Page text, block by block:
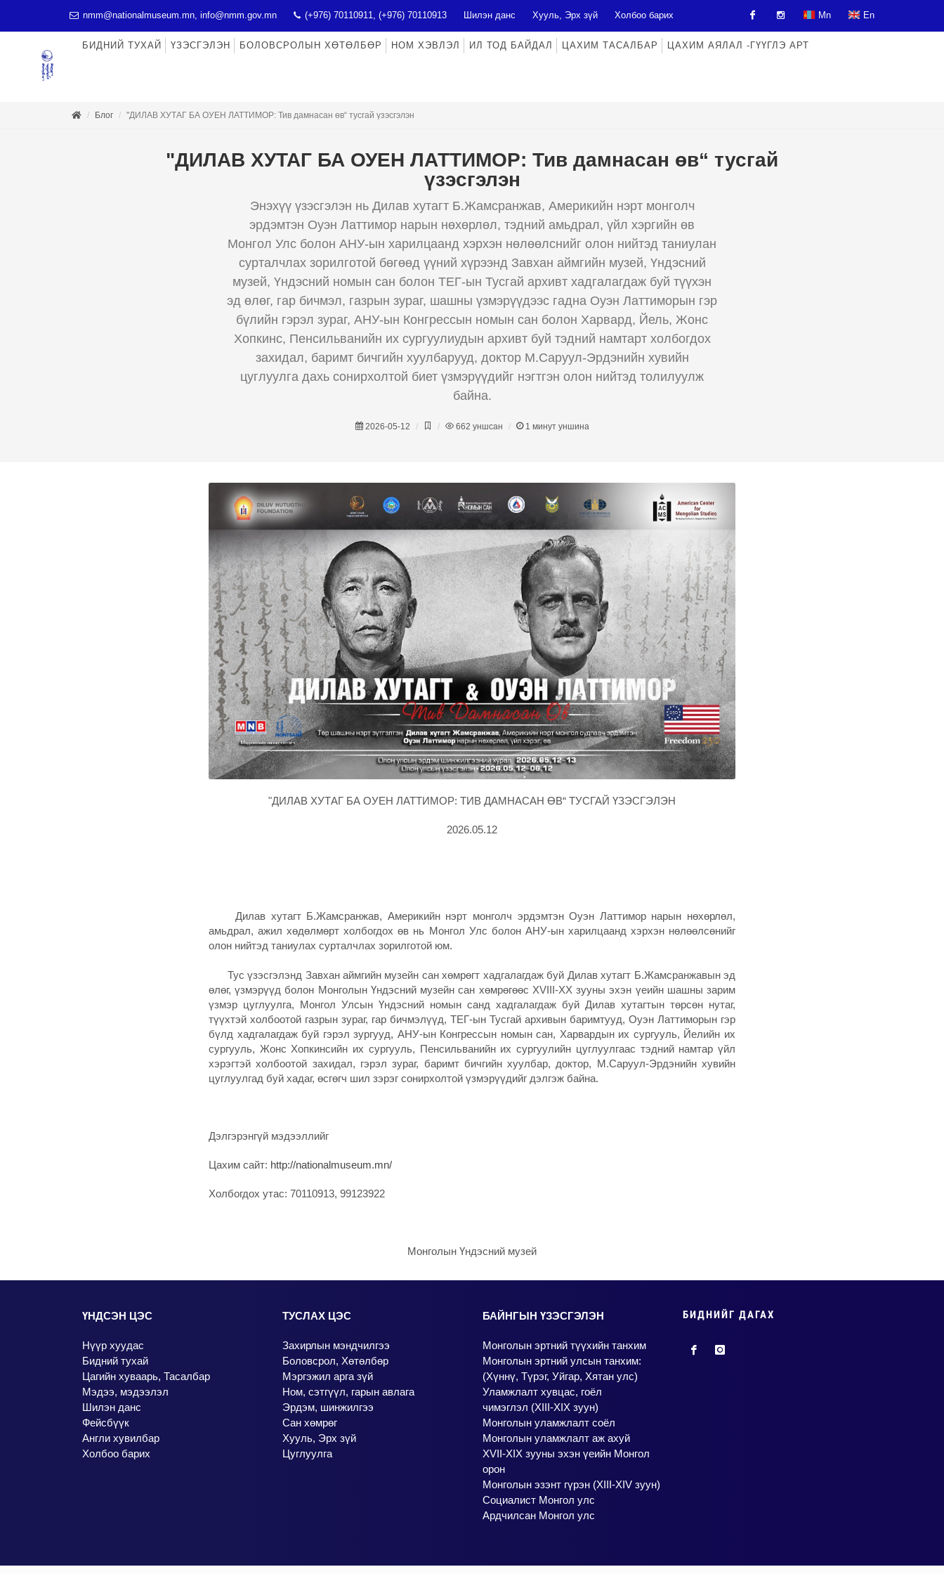
nmm@nationalmuseum.mn, info@nmm.gov.mn (+976) 70110911, (+976) 70110913 Шилэн данс Хууль, Эрх зүй Холбоо барих Mn En
FacebookInstagram
БИДНИЙ ТУХАЙ ҮЗЭСГЭЛЭН БОЛОВСРОЛЫН ХӨТӨЛБӨР НОМ ХЭВЛЭЛ ИЛ ТОД БАЙДАЛ ЦАХИМ ТАСАЛБАР ЦАХИМ АЯЛАЛ -ГҮҮГЛЭ АРТ
Блог "ДИЛАВ ХУТАГ БА ОУЕН ЛАТТИМОР: Тив дамнасан өв“ тусгай үзэсгэлэн
"ДИЛАВ ХУТАГ БА ОУЕН ЛАТТИМОР: Тив дамнасан өв“ тусгай
үзэсгэлэн
Энэхүү үзэсгэлэн нь Дилав хутагт Б.Жамсранжав, Америкийн нэрт монголч
эрдэмтэн Оуэн Латтимор нарын нөхөрлөл, тэдний амьдрал, үйл хэргийн өв
Монгол Улс болон АНУ-ын харилцаанд хэрхэн нөлөөлснийг олон нийтэд таниулан
сурталчлах зорилготой бөгөөд үүний хүрээнд Завхан аймгийн музей, Үндэсний
музей, Үндэсний номын сан болон ТЕГ-ын Тусгай архивт хадгалагдаж буй түүхэн
эд өлөг, гар бичмэл, газрын зураг, шашны үзмэрүүдээс гадна Оуэн Латтиморын гэр
бүлийн гэрэл зураг, АНУ-ын Конгрессын номын сан болон Харвард, Йель, Жонс
Хопкинс, Пенсильванийн их сургуулиудын архивт буй тэдний намтарт холбогдох
захидал, баримт бичгийн хуулбарууд, доктор М.Саруул-Эрдэнийн хувийн
цуглуулга дахь сонирхолтой биет үзмэрүүдийг нэгтгэн олон нийтэд толилуулж
байна.
2026-05-12 662 уншсан 1 минут уншина
"ДИЛАВ ХУТАГ БА ОУЕН ЛАТТИМОР: ТИВ ДАМНАСАН ӨВ“ ТУСГАЙ ҮЗЭСГЭЛЭН
2026.05.12
Дилав хутагт Б.Жамсранжав, Америкийн нэрт монголч эрдэмтэн Оуэн Латтимор нарын нөхөрлөл,
амьдрал, ажил хөдөлмөрт холбогдох өв нь Монгол Улс болон АНУ-ын харилцаанд хэрхэн нөлөөлсөнийг
олон нийтэд таниулах сурталчлах зорилготой юм.
Тус үзэсгэлэнд Завхан аймгийн музейн сан хөмрөгт хадгалагдаж буй Дилав хутагт Б.Жамсранжавын эд
өлөг, үзмэрүүд болон Монголын Үндэсний музейн сан хөмрөгөөс XVIII-XX зууны эхэн үеийн шашны зарим
үзмэр цуглуулга, Монгол Улсын Үндэсний номын санд хадгалагдаж буй Дилав хутагтын төрсөн нутаг,
түүхтэй холбоотой газрын зураг, гар бичмэлүүд, ТЕГ-ын Тусгай архивын баримтууд, Оуэн Латтиморын гэр
бүлд хадгалагдаж буй гэрэл зургууд, АНУ-ын Конгрессын номын сан, Харвардын их сургууль, Йелийн их
сургууль, Жонс Хопкинсийн их сургууль, Пенсильванийн их сургуулийн цуглуулгаас тэдний намтар үйл
хэрэгтэй холбоотой захидал, гэрэл зураг, баримт бичгийн хуулбар, доктор, М.Саруул-Эрдэнийн хувийн
цуглуулгад буй хадаг, өсгөгч шил зэрэг сонирхолтой үзмэрүүдийг дэлгэж байна.
Дэлгэрэнгүй мэдээллийг
Цахим сайт: http://nationalmuseum.mn/
Холбогдох утас: 70110913, 99123922
Монголын Үндэсний музей
ҮНДСЭН ЦЭС
Нүүр хуудас
Бидний тухай
Цагийн хуваарь, Тасалбар
Мэдээ, мэдээлэл
Шилэн данс
Фейсбүүк
Англи хувилбар
Холбоо барих
ТУСЛАХ ЦЭС
Захирлын мэндчилгээ
Боловсрол, Хөтөлбөр
Мэргэжил арга зүй
Ном, сэтгүүл, гарын авлага
Эрдэм, шинжилгээ
Сан хөмрөг
Хууль, Эрх зүй
Цуглуулга
БАЙНГЫН ҮЗЭСГЭЛЭН
Монголын эртний түүхийн танхим
Монголын эртний улсын танхим:
(Хүннү, Түрэг, Уйгар, Хятан улс)
Уламжлалт хувцас, гоёл
чимэглэл (XIII-XIX зуун)
Монголын уламжлалт соёл
Монголын уламжлалт аж ахуй
XVII-XIX зууны эхэн үеийн Монгол
орон
Монголын эзэнт гүрэн (XIII-XIV зуун)
Социалист Монгол улс
Ардчилсан Монгол улс
БИДНИЙГ ДАГАХ